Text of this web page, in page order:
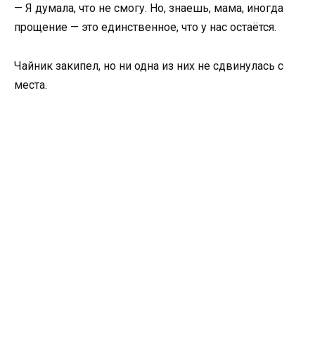
— Я думала, что не смогу. Но, знаешь, мама, иногда
прощение — это единственное, что у нас остаётся.
Чайник закипел, но ни одна из них не сдвинулась с
места.